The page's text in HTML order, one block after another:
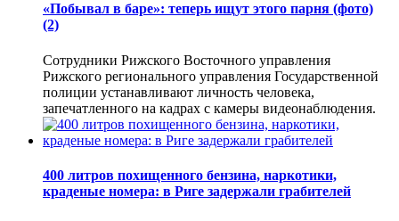
«Побывал в баре»: теперь ищут этого парня (фото)
(2)
Сотрудники Рижского Восточного управления
Рижского регионального управления Государственной
полиции устанавливают личность человека,
запечатленного на кадрах с камеры видеонаблюдения.
400 литров похищенного бензина, наркотики,
краденые номера: в Риге задержали грабителей